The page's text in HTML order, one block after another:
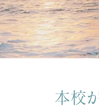
本校